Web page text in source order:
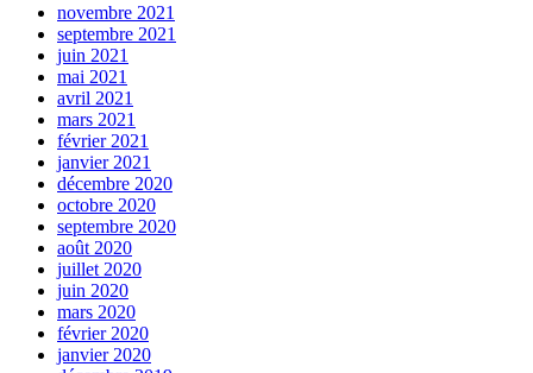
novembre 2021
septembre 2021
juin 2021
mai 2021
avril 2021
mars 2021
février 2021
janvier 2021
décembre 2020
octobre 2020
septembre 2020
août 2020
juillet 2020
juin 2020
mars 2020
février 2020
janvier 2020